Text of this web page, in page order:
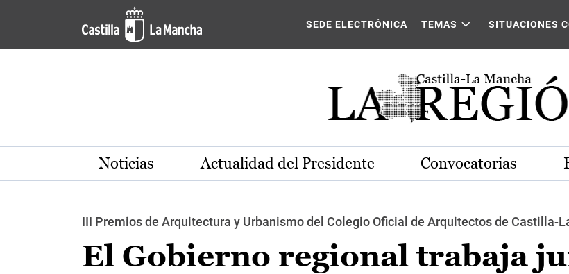
Pasar al contenido principal
SEDE ELECTRÓNICA TEMAS SITUACIONES
Noticias Actualidad del Presidente Convocatorias
III Premios de Arquitectura y Urbanismo del Colegio Oficial de Arquitectos de Castilla-
El Gobierno regional trabaja